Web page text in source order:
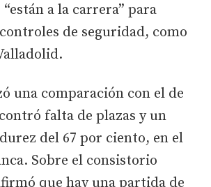
a la carrera” para
de seguridad, como
una comparación con el de
falta de plazas y un
del 67 por ciento, en el
Sobre el consistorio
que hay una partida de